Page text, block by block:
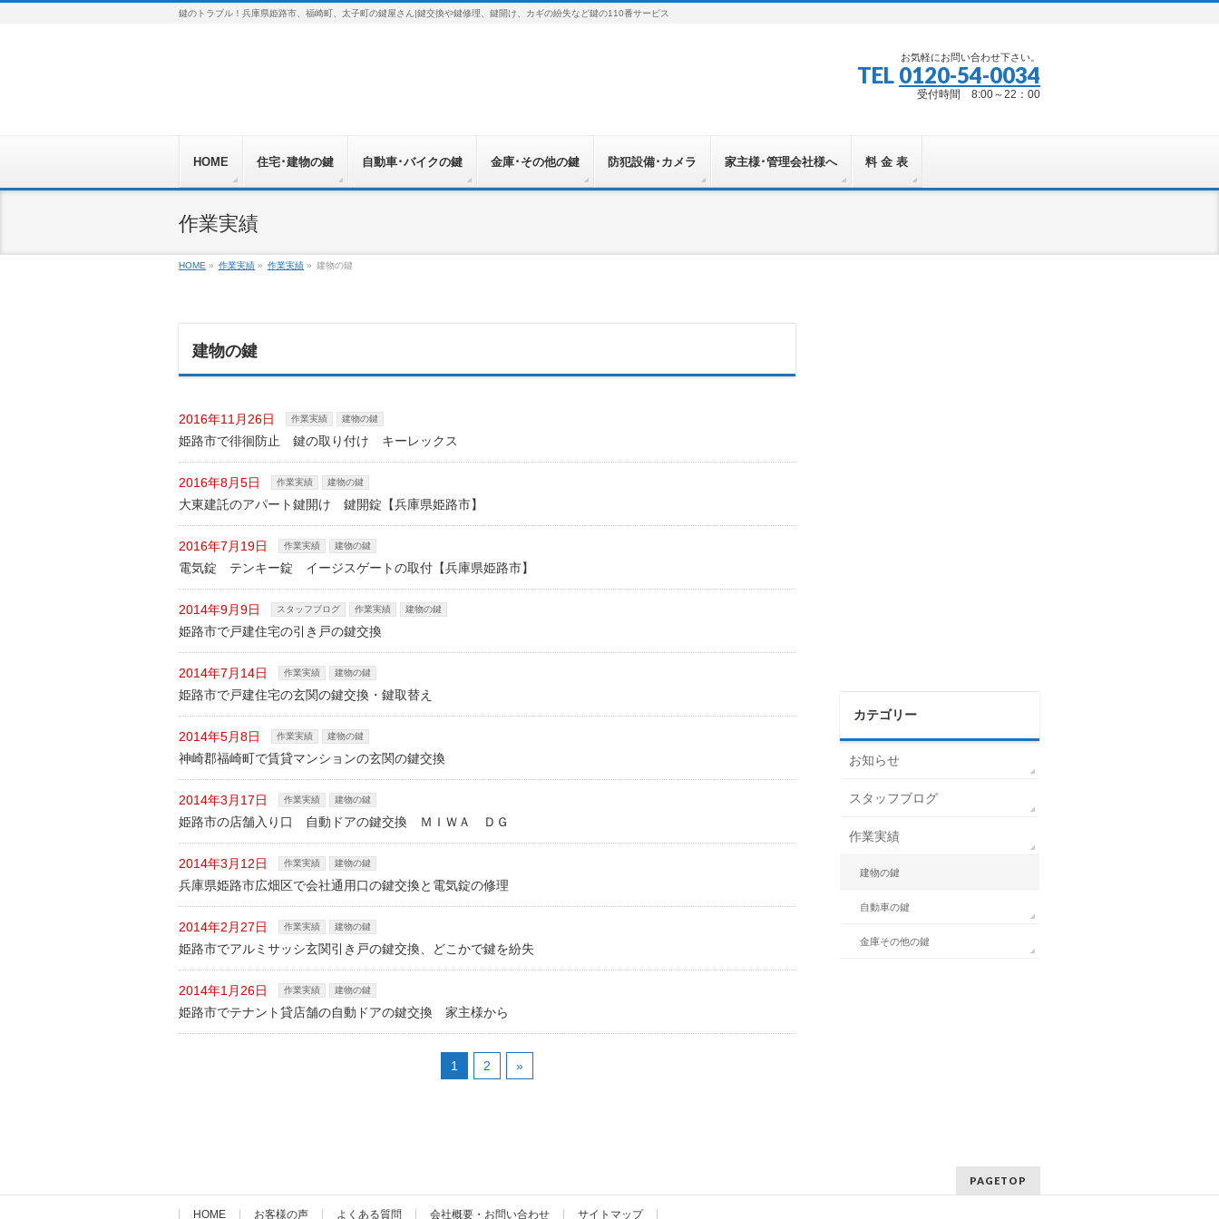
鍵のトラブル！兵庫県姫路市、福崎町、太子町の鍵屋さん|鍵交換や鍵修理、鍵開け、カギの紛失など鍵の110番サービス
お気軽にお問い合わせ下さい。
TEL 0120-54-0034
受付時間 8:00～22：00
HOME 住宅･建物の鍵 自動車･バイクの鍵 金庫･その他の鍵 防犯設備･カメラ 家主様･管理会社様へ 料 金 表
作業実績
HOME » 作業実績 » 作業実績 » 建物の鍵
建物の鍵
2016年11月26日 作業実績 建物の鍵
姫路市で徘徊防止 鍵の取り付け キーレックス
2016年8月5日 作業実績 建物の鍵
大東建託のアパート鍵開け 鍵開錠【兵庫県姫路市】
2016年7月19日 作業実績 建物の鍵
電気錠 テンキー錠 イージスゲートの取付【兵庫県姫路市】
2014年9月9日 スタッフブログ 作業実績 建物の鍵
姫路市で戸建住宅の引き戸の鍵交換
2014年7月14日 作業実績 建物の鍵
姫路市で戸建住宅の玄関の鍵交換・鍵取替え
2014年5月8日 作業実績 建物の鍵
神崎郡福崎町で賃貸マンションの玄関の鍵交換
2014年3月17日 作業実績 建物の鍵
姫路市の店舗入り口 自動ドアの鍵交換 ＭＩＷＡ ＤＧ
2014年3月12日 作業実績 建物の鍵
兵庫県姫路市広畑区で会社通用口の鍵交換と電気錠の修理
2014年2月27日 作業実績 建物の鍵
姫路市でアルミサッシ玄関引き戸の鍵交換、どこかで鍵を紛失
2014年1月26日 作業実績 建物の鍵
姫路市でテナント貸店舗の自動ドアの鍵交換 家主様から
1 2 »
カテゴリー
お知らせ
スタッフブログ
作業実績
建物の鍵
自動車の鍵
金庫その他の鍵
PAGETOP
HOME お客様の声 よくある質問 会社概要・お問い合わせ サイトマップ